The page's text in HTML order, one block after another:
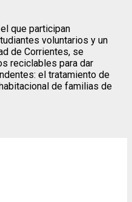
que participan
voluntarios y un
de Corrientes, se
reciclables para dar
el tratamiento de
de familias de